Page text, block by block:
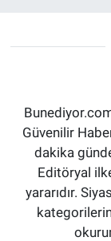
Güvenilir
dakika
Editöryal
yararıdır.